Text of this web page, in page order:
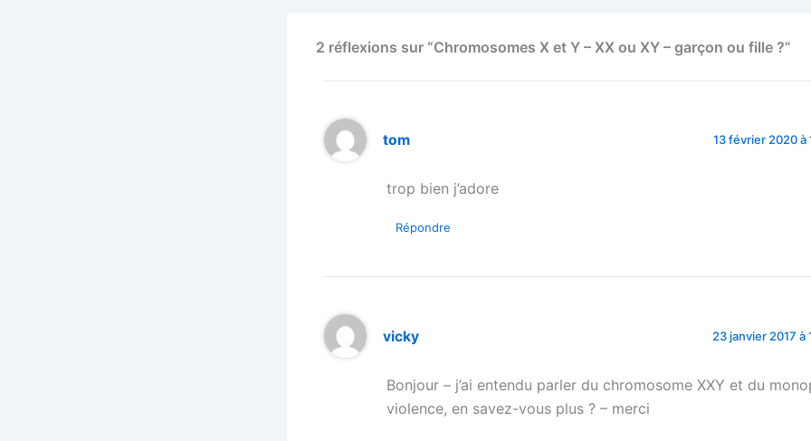
2 réflexions sur “Chromosomes X et Y – XX ou XY – garçon ou fille ?”
tom 13 février 2020 à
trop bien j’adore
Répondre
vicky 23 janvier 2017 à
Bonjour – j’ai entendu parler du chromosome XXY et du
violence, en savez-vous plus ? – merci